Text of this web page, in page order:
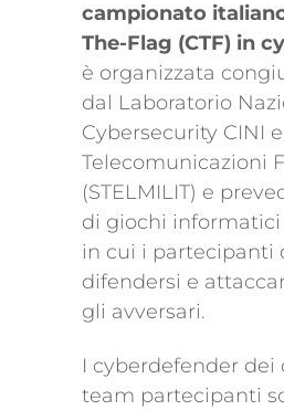
campionato
The-Flag (CTF) in
è organizzata
dal Laboratorio
Cybersecurity CINI
Telecomunicazioni
(STELMILIT) e
di giochi informatici
in cui i partecipanti
difendersi e
gli avversari.
I cyberdefender dei
team partecipanti